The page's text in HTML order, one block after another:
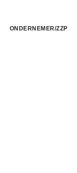
ONDERNEMER/ZZP